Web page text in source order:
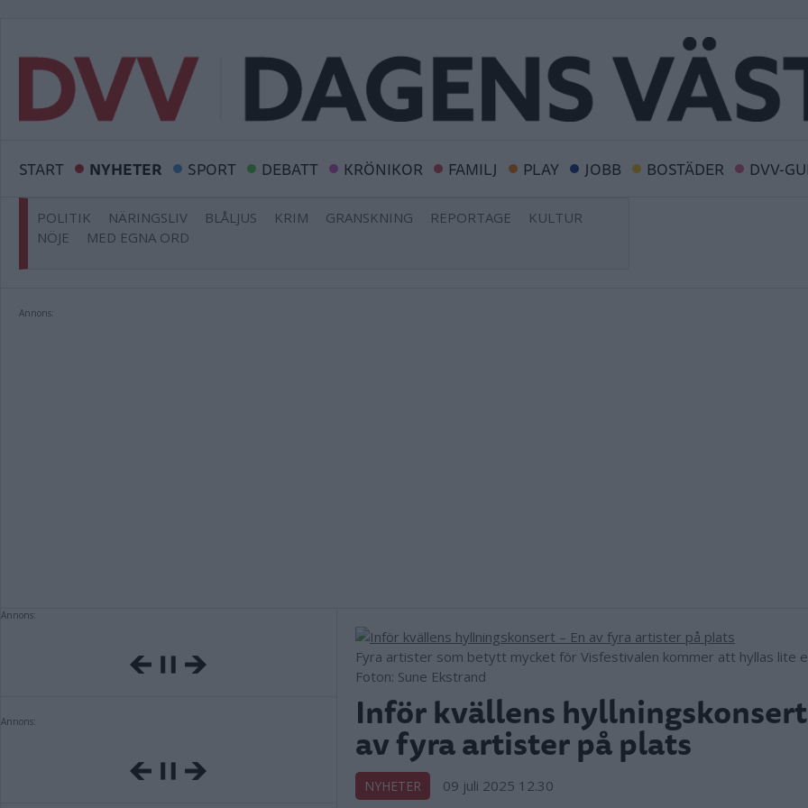
START NYHETER SPORT DEBATT KRÖNIKOR FAMILJ PLAY JOBB BOSTÄDER DVV-
POLITIK NÄRINGSLIV BLÅLJUS KRIM GRANSKNING REPORTAGE
KULTUR
NÖJE
MED EGNA ORD
Annons:
Annons:
Annons:
Fyra artister som betytt mycket för Visfestivalen kommer att hyllas lite
Foton: Sune Ekstrand
Inför kvällens
av fyra artister på plats
NYHETER 09 juli 2025 12.30